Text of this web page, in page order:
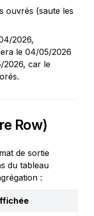
ouvrés (saute les
2026,
le 04/05/2026
2026, car le
Row)
de sortie
du tableau
: